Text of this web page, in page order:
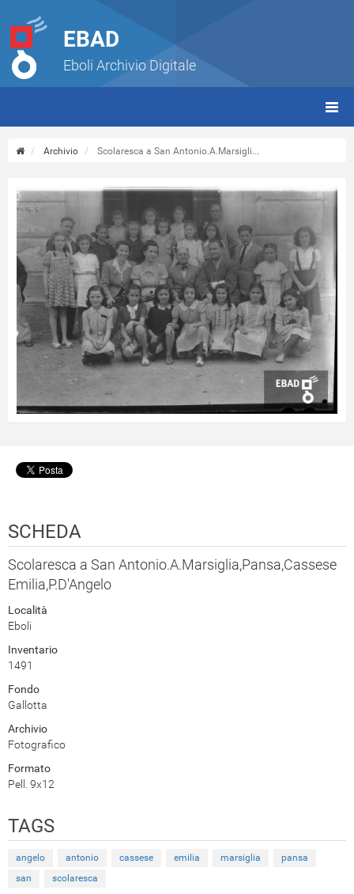
EBAD
Eboli Archivio Digitale
Archivio Scolaresca a San Antonio.A.Marsigli...
SCHEDA
Scolaresca a San Antonio.A.Marsiglia,Pansa,Cassese
Emilia,P.D'Angelo
Località
Eboli
Inventario
1491
Fondo
Gallotta
Archivio
Fotografico
Formato
Pell. 9x12
TAGS
angelo antonio cassese emilia marsiglia
pansa
san
scolaresca